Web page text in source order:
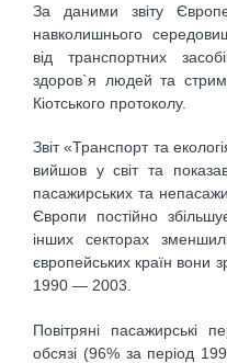
За даними звіту
навколишнього
від транспортних
здоров`я людей та
Кіотського протоколу.
Звіт «Транспорт та
вийшов у світ та
пасажирських та
Європи постійно
інших секторах
європейських країн вони
1990 — 2003.
Повітряні пасажирські
обсязі (96% за період